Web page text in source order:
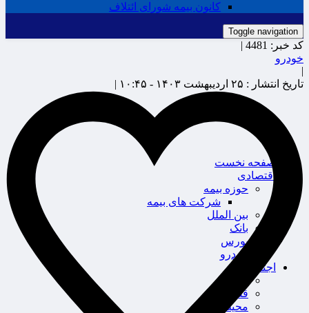
کانون بیمه شورای ائتلاف
Toggle navigation
صفحه نخست
اقتصادی
حوزه بیمه
شرکت های بیمه
بین الملل
بانک
بورس
خودرو
اجتماعی
سلامت
قضایی
محیط زیست
کد خبر: 4481 |
خودرو
|
تاریخ انتشار : ۲۵ اردیبهشت ۱۴۰۳ - ۱۰:۴۵ |